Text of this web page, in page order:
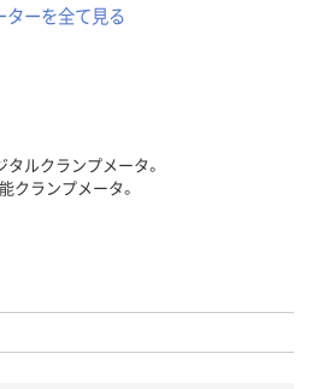
ターを全て見る
ルクランプメータ。
クランプメータ。